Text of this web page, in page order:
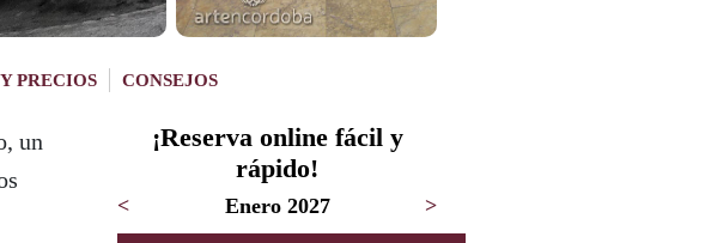
PRECIOS CONSEJOS
un
¡Reserva online fácil y
rápido!
< Enero 2027 >